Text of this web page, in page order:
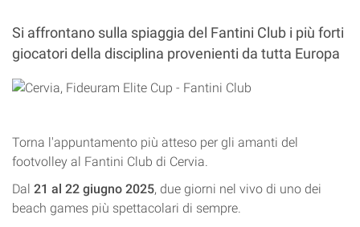
Si affrontano sulla spiaggia del Fantini Club i più forti
giocatori della disciplina provenienti da tutta Europa
Torna l'appuntamento più atteso per gli amanti del
footvolley al Fantini Club di Cervia.
Dal 21 al 22 giugno 2025​, due giorni nel vivo di uno dei
beach games più spettacolari di sempre.